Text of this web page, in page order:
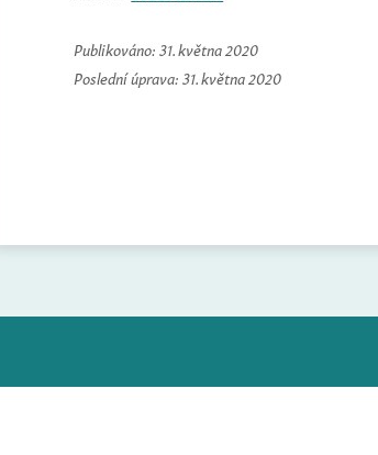
Publikováno: 31. května 2020
Poslední úprava: 31. května 2020